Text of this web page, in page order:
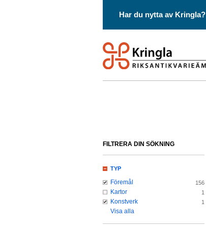
Har du nytta av Kringla?
FILTRERA DIN SÖKNING
TYP
Föremål 156
Kartor 1
Konstverk 1
Visa alla